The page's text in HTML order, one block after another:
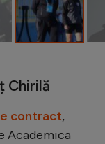
Chirilă
contract,
Academica